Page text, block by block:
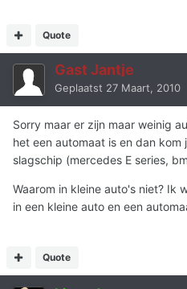
Quote
Gast Jantje
Geplaatst 27 Maart, 2010
Sorry maar er zijn maar weinig
het een automaat is en dan
slagschip (mercedes E series,
Waarom in kleine auto's niet? Ik
in een kleine auto en een
Quote